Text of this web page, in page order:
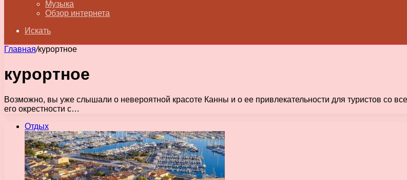
Музыка
Обзор интернета
Искать
Главная/курортное
курортное
Возможно, вы уже слышали о невероятной красоте Канны и о ее привлекательности для туристов со
его окрестности с…
Отдых